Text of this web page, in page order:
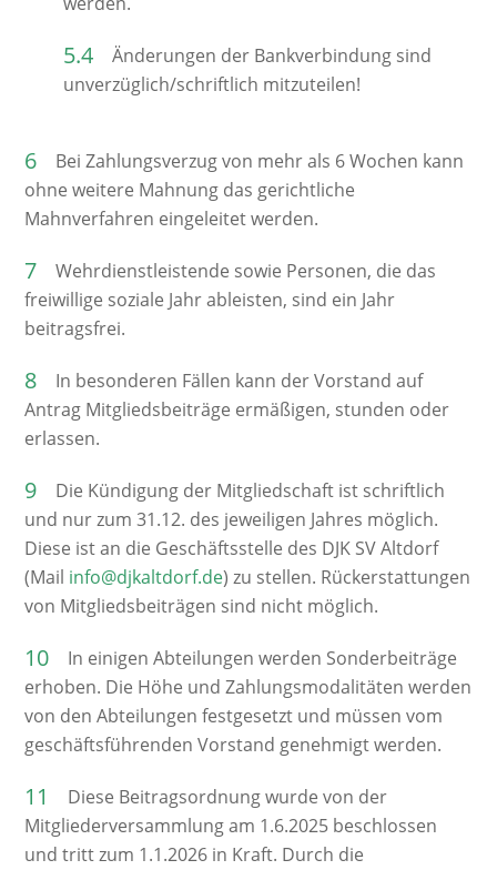
Änderungen der Bankverbindung sind
unverzüglich/schriftlich mitzuteilen!
Bei Zahlungsverzug von mehr als 6 Wochen kann
ohne weitere Mahnung das gerichtliche
Mahnverfahren eingeleitet werden.
Wehrdienstleistende sowie Personen, die das
freiwillige soziale Jahr ableisten, sind ein Jahr
beitragsfrei.
In besonderen Fällen kann der Vorstand auf
Antrag Mitgliedsbeiträge ermäßigen, stunden oder
erlassen.
Die Kündigung der Mitgliedschaft ist schriftlich
und nur zum 31.12. des jeweiligen Jahres möglich.
Diese ist an die Geschäftsstelle des DJK SV Altdorf
(Mail info@djkaltdorf.de) zu stellen. Rückerstattungen
von Mitgliedsbeiträgen sind nicht möglich.
In einigen Abteilungen werden Sonderbeiträge
erhoben. Die Höhe und Zahlungsmodalitäten werden
von den Abteilungen festgesetzt und müssen vom
geschäftsführenden Vorstand genehmigt werden.
Diese Beitragsordnung wurde von der
Mitgliederversammlung am 1.6.2025 beschlossen
und tritt zum 1.1.2026 in Kraft. Durch die